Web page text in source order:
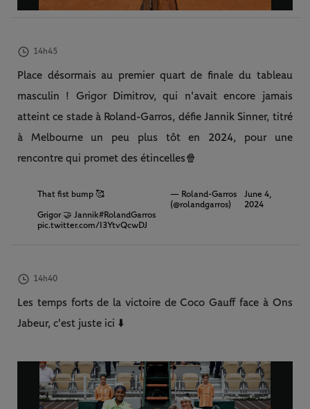
14h45
Place désormais au premier quart de finale du tableau
masculin ! Grigor Dimitrov, qui n'avait encore jamais
atteint ce stade à Roland-Garros, défie Jannik Sinner, titré
à Melbourne un peu plus tôt en 2024, pour une
rencontre qui promet des étincelles🍿
That fist bump 🥰
Grigor 🤝 Jannik#RolandGarros
pic.twitter.com/I3YtvQcwDJ
— Roland-Garros
(@rolandgarros)
June 4,
2024
14h40
Les temps forts de la victoire de Coco Gauff face à Ons
Jabeur, c'est juste ici ⬇️